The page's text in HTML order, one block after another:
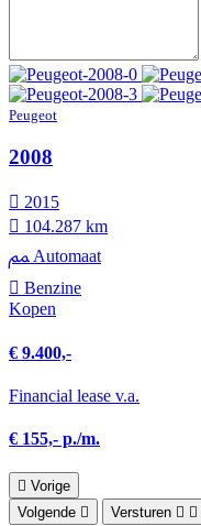
Peugeot
2008
2015
104.287 km
Automaat
Benzine
Kopen
€ 9.400,-
Financial lease v.a.
€ 155,- p./m.
Vorige
Volgende
Versturen